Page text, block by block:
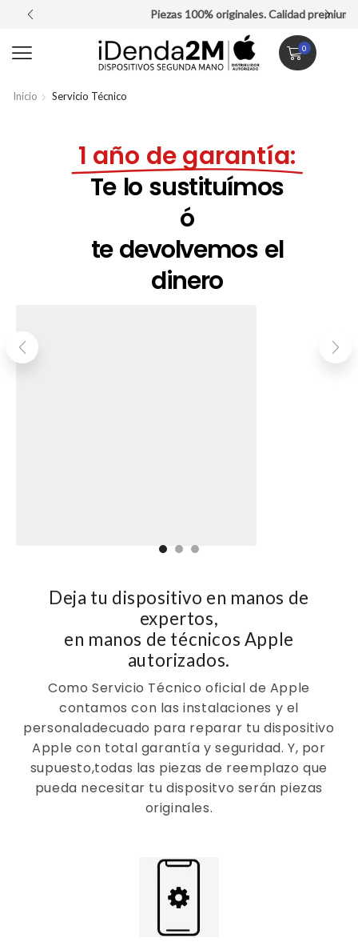
Piezas 100% originales. Calidad premium.
0
Inicio Servicio Técnico
1 año de garantía:
Te lo sustituímos
ó
te devolvemos el
dinero
Deja tu dispositivo en manos de
expertos,
en manos de técnicos Apple
autorizados.
Como Servicio Técnico oficial de Apple
contamos con las instalaciones y el
personaladecuado para reparar tu dispositivo
Apple con total garantía y seguridad. Y, por
supuesto,todas las piezas de reemplazo que
pueda necesitar tu dispositvo serán piezas
originales.